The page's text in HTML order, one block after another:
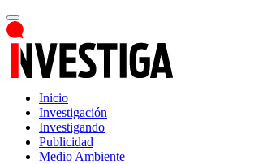
Inicio
Investigación
Investigando
Publicidad
Medio Ambiente